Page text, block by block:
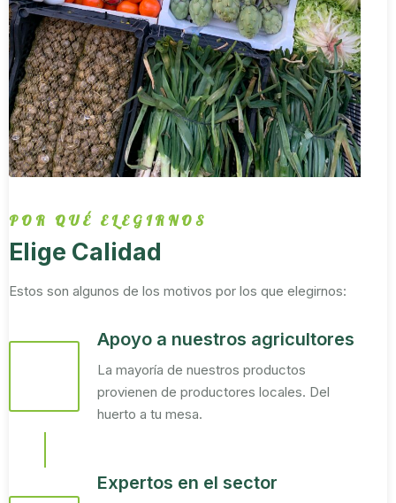
POR QUÉ ELEGIRNOS
Elige Calidad
Estos son algunos de los motivos por los que elegirnos:
Apoyo a nuestros agricultores
La mayoría de nuestros productos
provienen de productores locales. Del
huerto a tu mesa.
Expertos en el sector